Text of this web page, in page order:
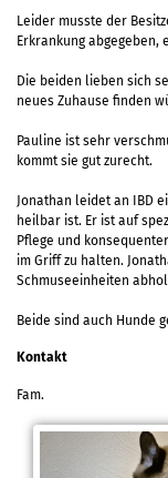
Leider musste der
Erkrankung
Die beiden lieben sich
neues Zuhause finden
Pauline ist sehr
kommt sie gut zurecht.
Jonathan leidet an IBD
heilbar ist. Er ist auf
Pflege und
im Griff zu halten.
Schmuseeinheiten
Beide sind auch Hunde
Kontakt
Fam.